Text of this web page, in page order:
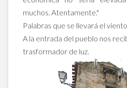
muchos. Atentamente."
Palabras que se llevará el
A la entrada del pueblo nos
trasformador de luz.